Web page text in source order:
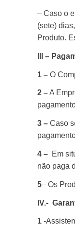
– Caso o
(sete)
Produto.
III –
1 – O
2 –A
3 – Caso
4 – Em
não paga
5– Os
IV.-
1 -